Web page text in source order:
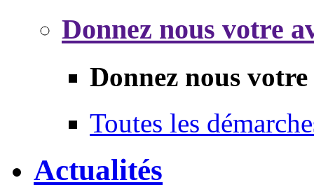
Donnez nous votre
Donnez nous
Toutes les
Actualités